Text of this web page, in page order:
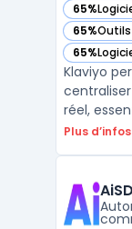
65%
— voir
65%
— voir
65%
— voir
Klaviyo
réel,
des
Plus d’infos